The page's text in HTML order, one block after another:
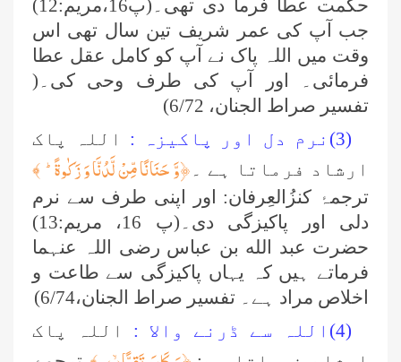
حکمت عطا فرما دی تھی۔(پ16،مریم:12)
جب آپ کی عمر شریف تین سال تھی اس
وقت میں اللہ پاک نے آپ کو کامل عقل عطا
فرمائی۔ اور آپ کی طرف وحی کی۔(
تفسیر صراط الجنان، 6/72)
(3)نرم دل اور پاکیزہ :
اللہ پاک
ارشاد فرماتا ہے ۔ ﴿وَّ حَنَانًا مِّنْ لَّدُنَّا وَ زَكٰوةًؕ- ﴾
ترجمۂ کنزُالعِرفان: اور اپنی طرف سے نرم
دلی اور پاکیزگی دی۔(پ 16، مریم:13)
حضرت عبد الله بن عباس رضی اللہ عنہما
فرماتے ہیں کہ یہاں پاکیزگی سے طاعت و
اخلاص مراد ہے۔ تفسیر صراط الجنان،6/74)
(4)اللہ سے ڈرنے والا :
اللہ پاک